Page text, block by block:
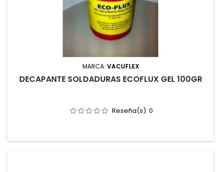
MARCA: VACUFLEX
DECAPANTE SOLDADURAS ECOFLUX GEL 100GR
Reseña(s): 0